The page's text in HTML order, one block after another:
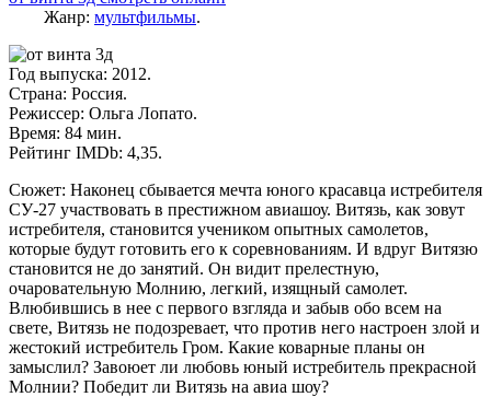
Жанр: мультфильмы.
Год выпуска: 2012.
Страна: Россия.
Режиссер: Ольга Лопато.
Время: 84 мин.
Рейтинг IMDb: 4,35.
Сюжет: Наконец сбывается мечта юного красавца истребителя
СУ-27 участвовать в престижном авиашоу. Витязь, как зовут
истребителя, становится учеником опытных самолетов,
которые будут готовить его к соревнованиям. И вдруг Витязю
становится не до занятий. Он видит прелестную,
очаровательную Молнию, легкий, изящный самолет.
Влюбившись в нее с первого взгляда и забыв обо всем на
свете, Витязь не подозревает, что против него настроен злой и
жестокий истребитель Гром. Какие коварные планы он
замыслил? Завоюет ли любовь юный истребитель прекрасной
Молнии? Победит ли Витязь на авиа шоу?